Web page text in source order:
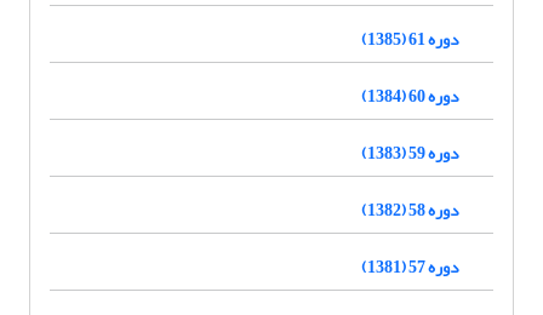
دوره 61 (1385)
دوره 60 (1384)
دوره 59 (1383)
دوره 58 (1382)
دوره 57 (1381)